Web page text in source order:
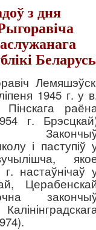
з дня
Беларусь
1945 г. у
г.
і паступіў
настаўнічаў